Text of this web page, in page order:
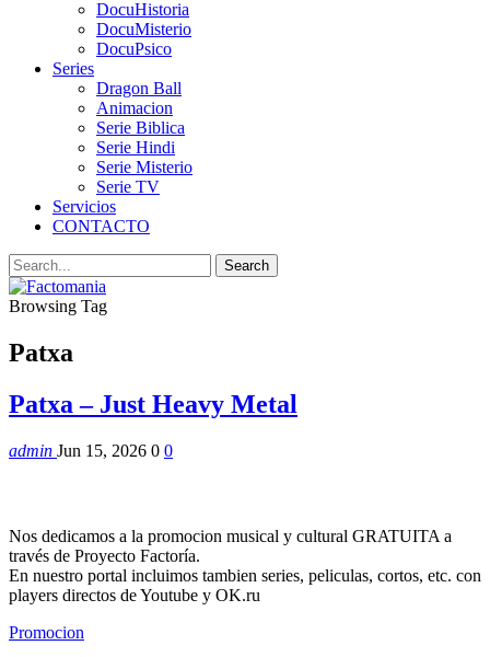
DocuHistoria
DocuMisterio
DocuPsico
Series
Dragon Ball
Animacion
Serie Biblica
Serie Hindi
Serie Misterio
Serie TV
Servicios
CONTACTO
Browsing Tag
Patxa
Patxa – Just Heavy Metal
admin Jun 15, 2026 0 0
Nos dedicamos a la promocion musical y cultural GRATUITA a
través de Proyecto Factoría.
En nuestro portal incluimos tambien series, peliculas, cortos, etc. con
players directos de Youtube y OK.ru
Promocion